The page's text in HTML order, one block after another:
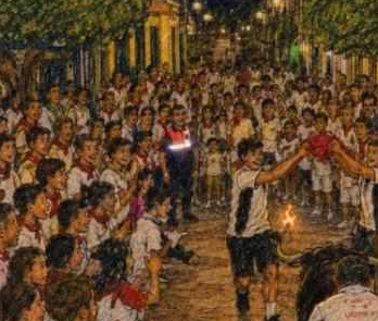
y el Teseo Fernán Núñez. En la grada, la
minuto.
primera máxima igualdad en ambos cuartos.
el segundo.